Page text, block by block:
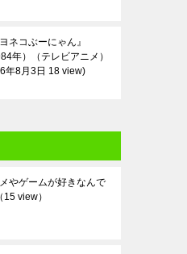
ヨネコぶーにゃん』
年）（テレビアニメ）
年8月3日 18 view
やゲームが好きなんで
（15 view）